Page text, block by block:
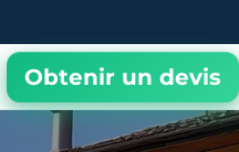
Obtenir un devis